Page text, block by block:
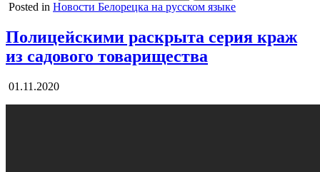
Posted in Новости Белорецка на русском языке
Полицейскими раскрыта серия краж
из садового товарищества
01.11.2020